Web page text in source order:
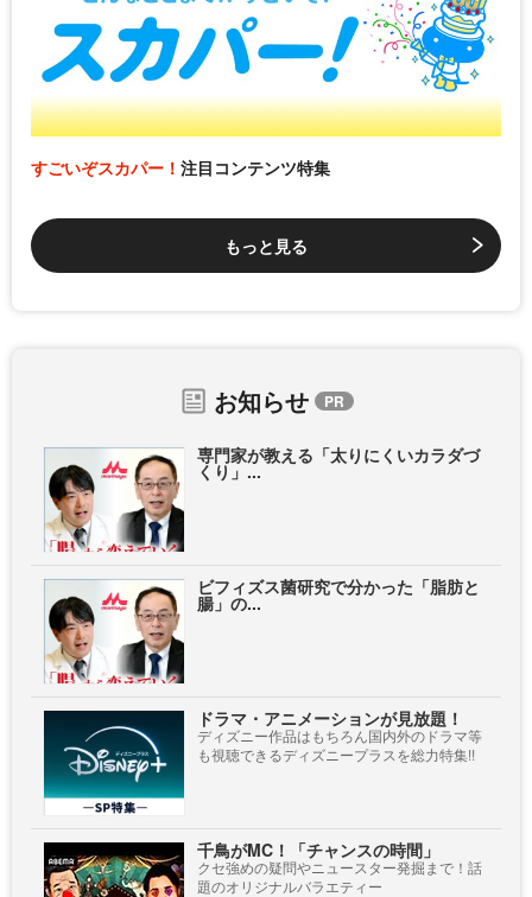
すごいぞスカパー！ 注目コンテンツ特集
もっと見る
お知らせ
専門家が教える「太りにくいカラダづ
くり」...
ビフィズス菌研究で分かった「脂肪と
腸」の...
ドラマ・アニメーションが見放題！
ディズニー作品はもちろん国内外のドラマ等
も視聴できるディズニープラスを総力特集!!
千鳥がMC！「チャンスの時間」
クセ強めの疑問やニュースター発掘まで！話
題のオリジナルバラエティー